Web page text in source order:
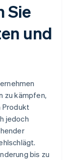
Sie
und
zu kämpfen,
Produkt
jedoch
bis zu